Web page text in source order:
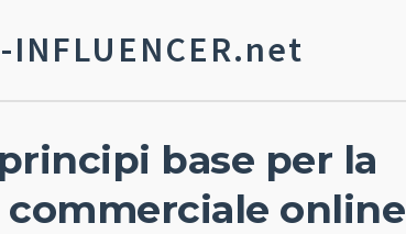
INFLUENCER.net
base per la
online